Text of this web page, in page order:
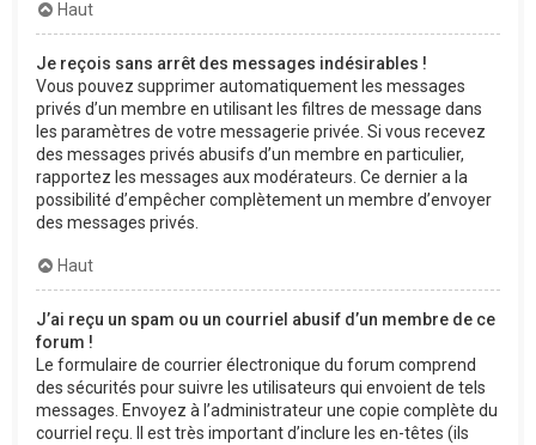
Haut
Je reçois sans arrêt des messages indésirables !
Vous pouvez supprimer automatiquement les messages
privés d’un membre en utilisant les filtres de message dans
les paramètres de votre messagerie privée. Si vous recevez
des messages privés abusifs d’un membre en particulier,
rapportez les messages aux modérateurs. Ce dernier a la
possibilité d’empêcher complètement un membre d’envoyer
des messages privés.
Haut
J’ai reçu un spam ou un courriel abusif d’un membre de ce
forum !
Le formulaire de courrier électronique du forum comprend
des sécurités pour suivre les utilisateurs qui envoient de tels
messages. Envoyez à l’administrateur une copie complète du
courriel reçu. Il est très important d’inclure les en-têtes (ils